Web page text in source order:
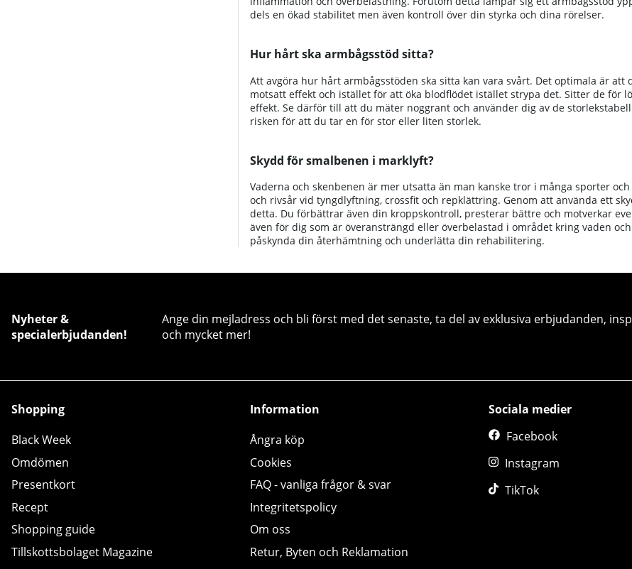
dels en ökad stabilitet men även kontroll över din styrka och dina rörelser.
Hur hårt ska armbågsstöd sitta?
Att avgöra hur hårt armbågsstöden ska sitta kan vara svårt. Det optimala är
motsatt effekt och istället för att öka blodflödet istället strypa det. Sitter de för
effekt. Se därför till att du mäter noggrant och använder dig av de
risken för att du tar en för stor eller liten storlek.
Skydd för smalbenen i marklyft?
Vaderna och skenbenen är mer utsatta än man kanske tror i många sporter
och rivsår vid tyngdlyftning, crossfit och repklättring. Genom att använda ett
detta. Du förbättrar även din kroppskontroll, presterar bättre och motverkar
även för dig som är överansträngd eller överbelastad i området kring vaden
påskynda din återhämtning och underlätta din rehabilitering.
Nyheter &
specialerbjudanden!
Ange din mejladress och bli först med det senaste, ta del av exklusiva erbjudanden,
och mycket mer!
Shopping
Black Week
Omdömen
Presentkort
Recept
Shopping guide
Tillskottsbolaget Magazine
Information
Ångra köp
Cookies
FAQ - vanliga frågor & svar
Integritetspolicy
Om oss
Retur, Byten och Reklamation
Sociala medier
Facebook
Instagram
TikTok